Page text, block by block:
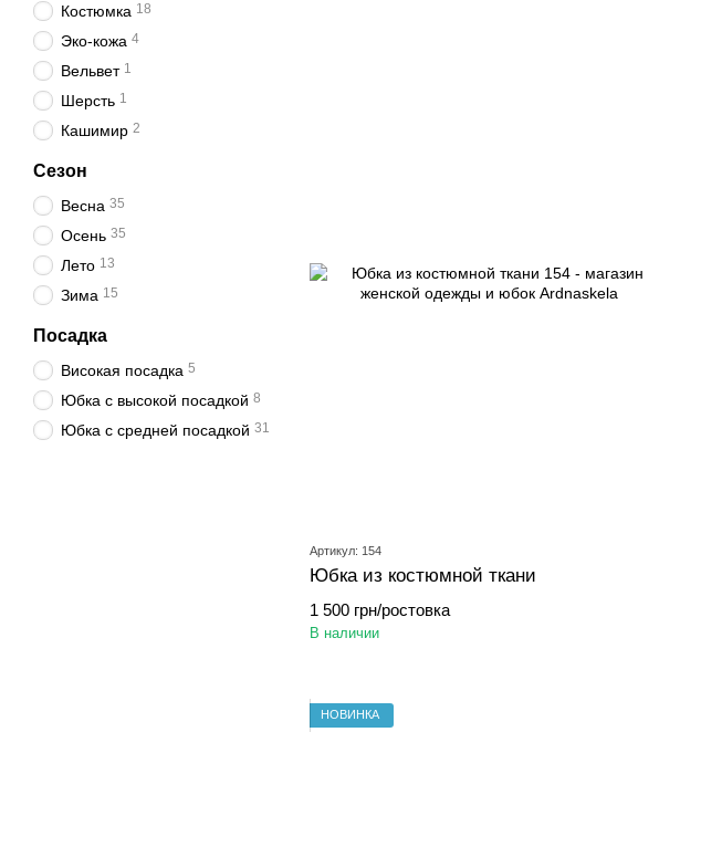
Артикул: 154
Юбка из костюмной ткани
1 500 грн/ростовка
В наличии
НОВИНКА
Костюмка 18
Эко-кожа 4
Вельвет 1
Шерсть 1
Кашимир 2
Сезон
Весна 35
Осень 35
Лето 13
Зима 15
Посадка
Високая посадка 5
Юбка с высокой посадкой 8
Юбка с средней посадкой 31